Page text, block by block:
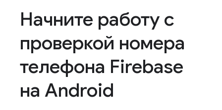
Начните работу с
проверкой номера
телефона Firebase
на Android